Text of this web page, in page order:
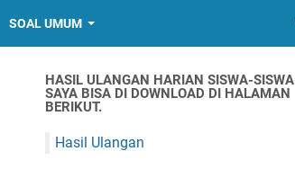
SOAL UMUM
HASIL ULANGAN HARIAN SISWA-SISWA
SAYA BISA DI DOWNLOAD DI HALAMAN
BERIKUT.
Hasil Ulangan